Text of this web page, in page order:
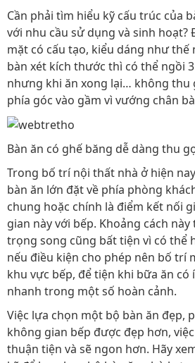
Cần phải tìm hiểu kỹ cấu trúc của
với nhu cầu sử dụng và sinh hoạt?
mặt có cấu tạo, kiểu dáng như thế
bàn xét kích thước thì có thể ngồi
nhưng khi ăn xong lại… không thu
phía góc vào gầm vì vướng chân
Bàn ăn có ghế băng dễ dàng thu
Trong bố trí nội thất nhà ở hiện
bàn ăn lớn đặt về phía phòng
chung hoặc chính là điểm kết nối
gian này với bếp. Khoảng cách
trọng song cũng bất tiện vì có thể
nếu điều kiện cho phép nên bố trí
khu vực bếp, để tiện khi bữa ăn có
nhanh trong một số hoàn cảnh.
Việc lựa chọn một bộ bàn ăn đẹp,
không gian bếp được đẹp hơn,
thuận tiện và sẽ ngon hơn. Hãy